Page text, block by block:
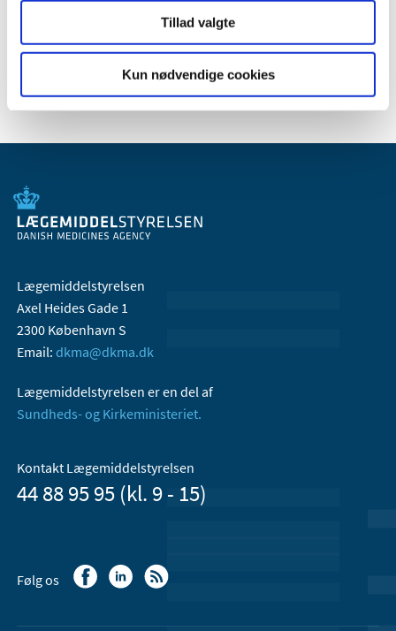
Tillad valgte
Kun nødvendige cookies
2006 (9)
Lægemiddelstyrelsen
Axel Heides Gade 1
2300 København S
Email: dkma@dkma.dk
Lægemiddelstyrelsen er en del af
Sundheds- og Kirkeministeriet.
Kontakt Lægemiddelstyrelsen
44 88 95 95 (kl. 9 - 15)
Følg os